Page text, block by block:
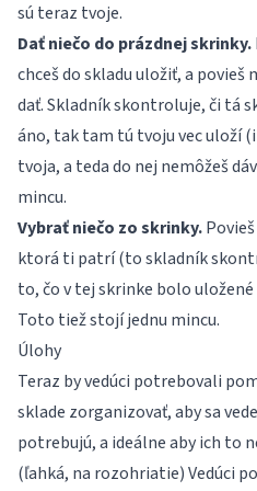
sú teraz tvoje.
Dať niečo do prázdnej skrinky.
chceš do skladu uložiť, a
dať. Skladník skontroluje, či tá
áno, tak tam tú tvoju vec uloží
tvoja, a teda do nej nemôžeš
mincu.
Vybrať niečo zo skrinky.
ktorá ti patrí (to skladník
to, čo v tej skrinke bolo
Toto tiež stojí jednu mincu.
Úlohy
Teraz by vedúci potrebovali
sklade zorganizovať, aby sa
potrebujú, a ideálne aby ich to
(ľahká, na rozohriatie) Vedúci